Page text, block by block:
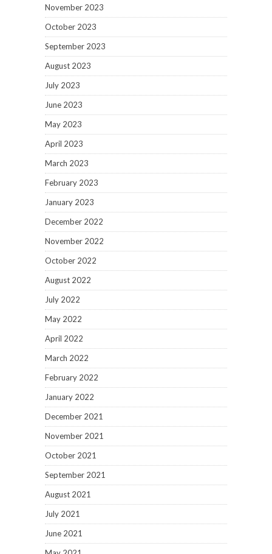
November 2023
October 2023
September 2023
August 2023
July 2023
June 2023
May 2023
April 2023
March 2023
February 2023
January 2023
December 2022
November 2022
October 2022
August 2022
July 2022
May 2022
April 2022
March 2022
February 2022
January 2022
December 2021
November 2021
October 2021
September 2021
August 2021
July 2021
June 2021